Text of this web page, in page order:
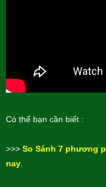
Có thể bạn cần biết :
>>> So Sánh 7 phương
nay